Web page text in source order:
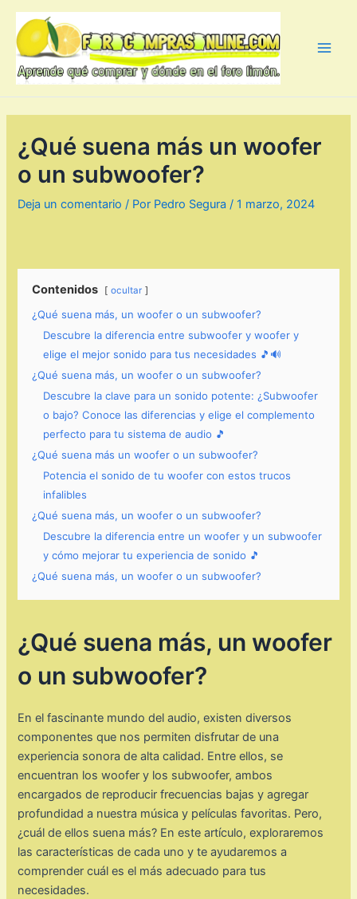
contenido
¿Qué suena más un woofer
o un subwoofer?
Deja un comentario / Por Pedro Segura /1 marzo, 2024
Contenidos ocultar
¿Qué suena más, un woofer o un subwoofer?
Descubre la diferencia entre subwoofer y woofer y
elige el mejor sonido para tus necesidades 🎵🔊
¿Qué suena más, un woofer o un subwoofer?
Descubre la clave para un sonido potente: ¿Subwoofer
o bajo? Conoce las diferencias y elige el complemento
perfecto para tu sistema de audio 🎵
¿Qué suena más un woofer o un subwoofer?
Potencia el sonido de tu woofer con estos trucos
infalibles
¿Qué suena más, un woofer o un subwoofer?
Descubre la diferencia entre un woofer y un subwoofer
y cómo mejorar tu experiencia de sonido 🎵
¿Qué suena más, un woofer o un subwoofer?
¿Qué suena más, un woofer
o un subwoofer?
En el fascinante mundo del audio, existen diversos
componentes que nos permiten disfrutar de una
experiencia sonora de alta calidad. Entre ellos, se
encuentran los woofer y los subwoofer, ambos
encargados de reproducir frecuencias bajas y agregar
profundidad a nuestra música y películas favoritas. Pero,
¿cuál de ellos suena más? En este artículo, exploraremos
las características de cada uno y te ayudaremos a
comprender cuál es el más adecuado para tus
necesidades.